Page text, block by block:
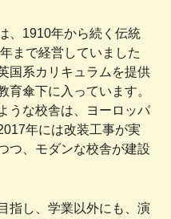
、1910年から続く伝統
まで経営していました
国系カリキュラムを提供
育傘下に入っています。
うな校舎は、ヨーロッパ
年には改装工事が実
つ、モダンな校舎が建設
指し、学業以外にも、演